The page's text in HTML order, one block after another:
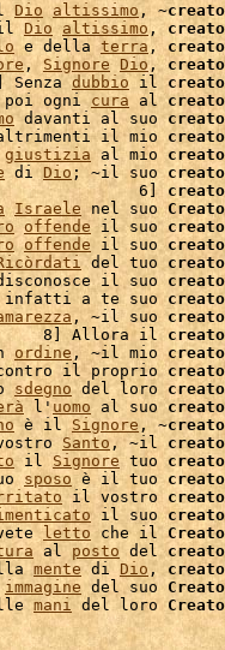
Dio altissimo, ~
Dio altissimo ,
e della terra ,
, Signore Dio,
dubbio il
poi ogni cura al
davanti al suo
il mio
giustizia al mio
di Dio ; ~il suo
6]
Israele nel suo
offende il suo
offende il suo
del tuo
il suo
infatti a te suo
, ~il suo
8] Allora il
ordine , ~il mio
il proprio
sdegno del loro
l'uomo al suo
è il Signore , ~
Santo , ~il
il Signore tuo
sposo è il tuo
il vostro
il suo
letto che il
al posto del
mente di Dio ,
immagine del suo
mani del loro